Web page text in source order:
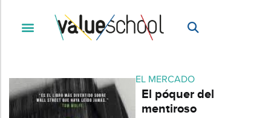
EL MERCADO
El póquer del
mentiroso